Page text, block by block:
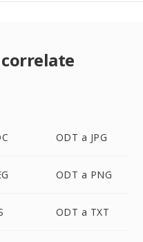
ODT a JPG
ODT a PNG
ODT a TXT